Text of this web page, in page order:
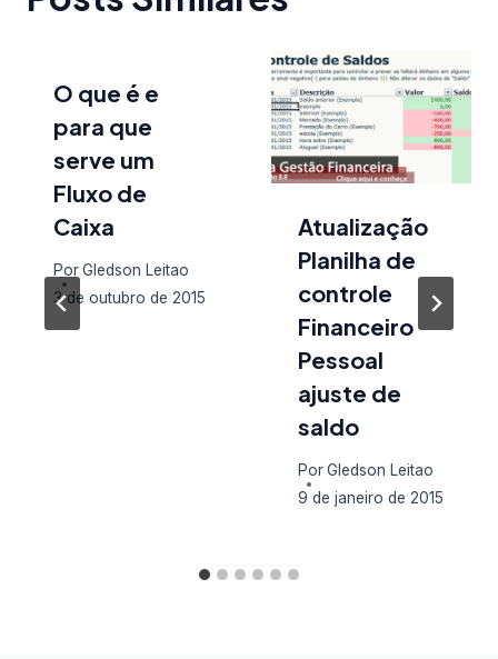
O que é e
para que
serve um
Fluxo de
Caixa
PorGledson Leitao
3 de outubro de 2015
Atualização
Planilha de
controle
Financeiro
Pessoal
ajuste de
saldo
PorGledson Leitao
9 de janeiro de 2015